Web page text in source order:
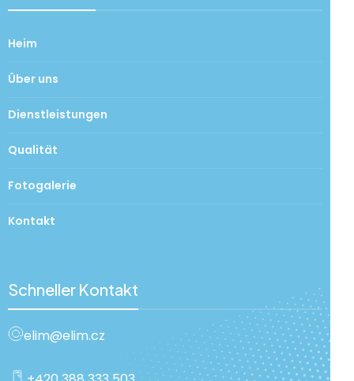
Heim
Über uns
Dienstleistungen
Qualität
Fotogalerie
Kontakt
Schneller Kontakt
elim@elim.cz